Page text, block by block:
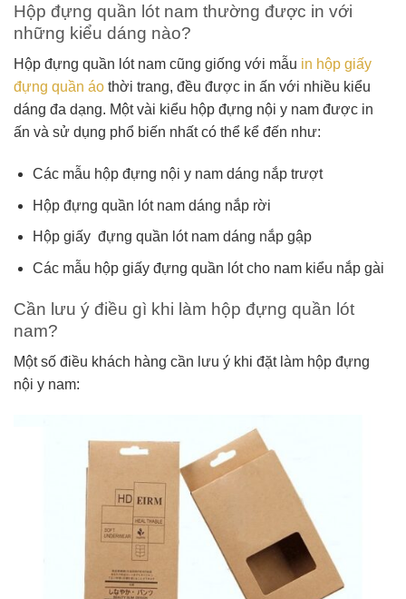
Hộp đựng quần lót nam thường được in với
những kiểu dáng nào?
Hộp đựng quần lót nam cũng giống với mẫu in hộp giấy
đựng quần áo thời trang, đều được in ấn với nhiều kiểu
dáng đa dạng. Một vài kiểu hộp đựng nội y nam được in
ấn và sử dụng phổ biến nhất có thể kể đến như:
Các mẫu hộp đựng nội y nam dáng nắp trượt
Hộp đựng quần lót nam dáng nắp rời
Hộp giấy đựng quần lót nam dáng nắp gập
Các mẫu hộp giấy đựng quần lót cho nam kiểu nắp gài
Cần lưu ý điều gì khi làm hộp đựng quần lót
nam?
Một số điều khách hàng cần lưu ý khi đặt làm hộp đựng
nội y nam: